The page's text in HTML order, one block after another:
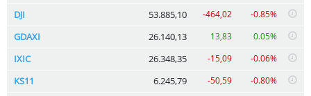
DJI 53.885,10 -464,02 -0.85%
GDAXI 26.140,13 13,83 0.05%
IXIC 26.348,35 -15,09 -0.06%
KS11 6.245,79 -50,59 -0.80%